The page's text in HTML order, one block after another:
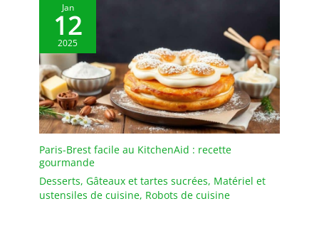
protège la vaisselle en
toute sécurité pendant le
transport. Nous vous
offrirons un
remplacement gratuit si
les plateaux arrivent
cassés
Jan
12
2025
Paris-Brest facile au KitchenAid : recette
gourmande
Desserts, Gâteaux et tartes sucrées, Matériel et
ustensiles de cuisine, Robots de cuisine